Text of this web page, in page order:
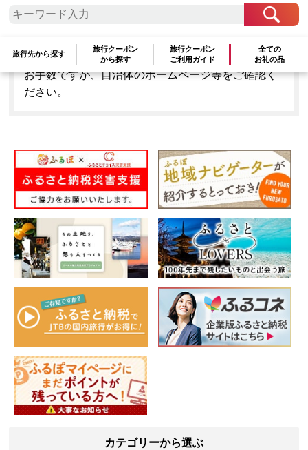
旅行先から探す
旅行クーポン
から探す
旅行クーポン
ご利用ガイド
全ての
お礼の品
「愛媛県上島町」はふるぽからお申込みをすること
はできません。
お手数ですが、自治体のホームページ等をご確認く
ださい。
カテゴリーから選ぶ